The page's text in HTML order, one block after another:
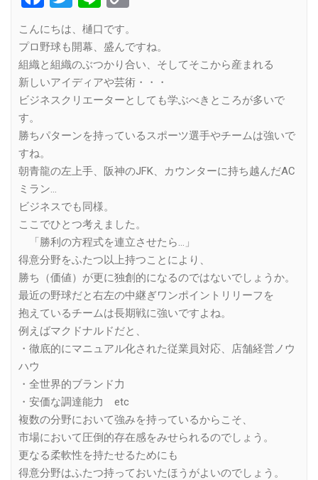
こんにちは、樋口です。
プロ野球も開幕、盛んですね。
組織と組織のぶつかり合い、そしてそこから産まれる
新しいアイディアや芸術・・・
ビジネスクリエーターとしても学ぶべきところが多いで
す。
勝ちパターンを持っているスポーツ選手やチームは強いで
すね。
朝青龍の左上手、阪神のJFK、カウンターに持ち越んだAC
ミラン…
ビジネスでも同様。
ここでひとつ考えました。
「勝利の方程式を連立させたら…」
得意分野をふたつ以上持つことにより、
勝ち（価値）が更に独創的になるのではないでしょうか。
最近の野球だと右左の中継ぎワンポイントリリーフを
抱えているチームは長期戦に強いですよね。
例えばマクドナルドだと、
・徹底的にマニュアル化された従業員対応、店舗経営ノウ
ハウ
・全世界的ブランド力
・安価な調達能力 etc
複数の分野において強みを持っているからこそ、
市場において圧倒的存在感をみせられるのでしょう。
更なる柔軟性を持たせるためにも
得意分野はふたつ持っておいたほうがよいのでしょう。